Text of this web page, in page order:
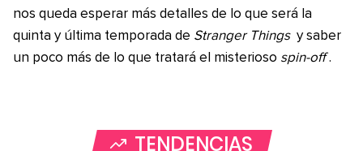
nos queda esperar más detalles de lo que será la
quinta y última temporada de Stranger Things y saber
un poco más de lo que tratará el misterioso spin-off .
TENDENCIAS